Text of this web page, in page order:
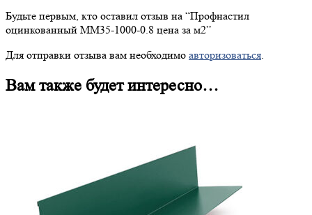
Будьте первым, кто оставил отзыв на “Профнастил
оцинкованный ММ35-1000-0.8 цена за м2”
Для отправки отзыва вам необходимо авторизоваться.
Вам также будет интересно…